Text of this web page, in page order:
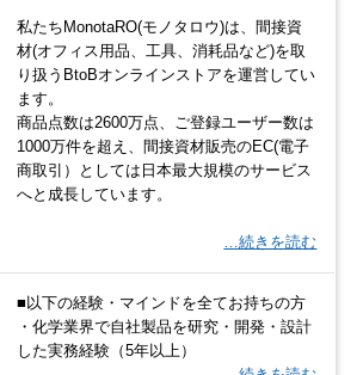
私たちMonotaRO(モノタロウ)は、間接資
材(オフィス用品、工具、消耗品など)を取
り扱うBtoBオンラインストアを運営してい
ます。
商品点数は2600万点、ご登録ユーザー数は
1000万件を超え、間接資材販売のEC(電子
商取引）としては日本最大規模のサービス
へと成長しています。
…続きを読む
■以下の経験・マインドを全てお持ちの方
・化学業界で自社製品を研究・開発・設計
した実務経験（5年以上）